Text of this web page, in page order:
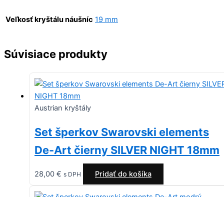
Veľkosť kryštálu náušníc 19 mm
Súvisiace produkty
Austrian kryštály
Set šperkov Swarovski elements
De-Art čierny SILVER NIGHT 18mm
28,00 € s DPH Pridať do košíka